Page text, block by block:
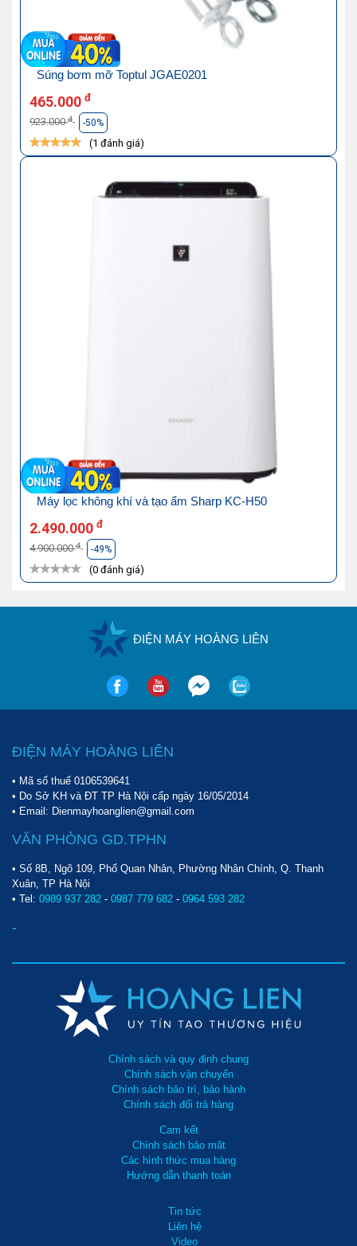
Súng bơm mỡ Toptul JGAE0201
465.000 đ
923.000đ -50%
(1 đánh giá)
Máy lọc không khí và tạo ẩm Sharp KC-H50
2.490.000 đ
4.900.000đ -49%
(0 đánh giá)
ĐIỆN MÁY HOÀNG LIÊN
ĐIỆN MÁY HOÀNG LIÊN
• Mã số thuế 0106539641
• Do Sở KH và ĐT TP Hà Nội cấp ngày 16/05/2014
• Email: Dienmayhoanglien@gmail.com
VĂN PHÒNG GD.TPHN
• Số 8B, Ngõ 109, Phố Quan Nhân, Phường Nhân Chính, Q. Thanh
Xuân, TP Hà Nội
• Tel: 0989 937 282 - 0987 779 682 - 0964 593 282
-
Chính sách và quy định chung
Chính sách vận chuyển
Chính sách bảo trì, bảo hành
Chính sách đổi trả hàng
Cam kết
Chính sách bảo mật
Các hình thức mua hàng
Hướng dẫn thanh toán
Tin tức
Liên hệ
Video